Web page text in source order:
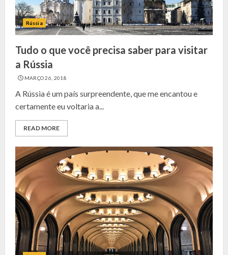
Rússia
Tudo o que você precisa saber para visitar
a Rússia
MARÇO 26, 2018
A Rússia é um país surpreendente, que me encantou e
certamente eu voltaria a...
READ MORE